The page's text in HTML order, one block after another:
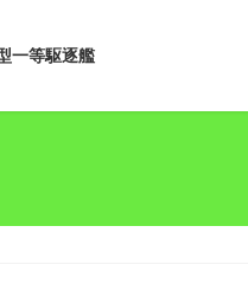
一等駆逐艦